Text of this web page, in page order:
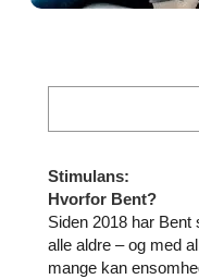
Stimulans:
Hvorfor Bent?
Siden 2018 har
alle aldre – og med
mange kan